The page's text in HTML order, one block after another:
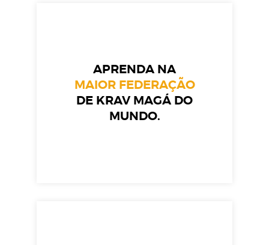
APRENDA NA
MAIOR FEDERAÇÃO
DE KRAV MAGÁ DO
MUNDO.